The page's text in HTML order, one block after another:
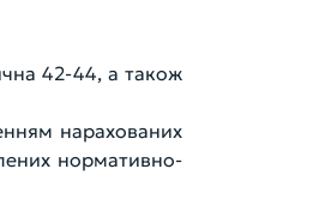
42-44, а також
нарахованих
нормативно-